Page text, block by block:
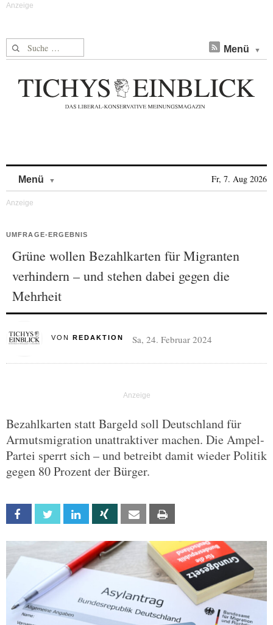
Suche nach: Menü
Menü Fr, 7. Aug 2026
UMFRAGE-ERGEBNIS
Grüne wollen Bezahlkarten für Migranten
verhindern – und stehen dabei gegen die
Mehrheit
VON REDAKTION Sa, 24. Februar 2024
Bezahlkarten statt Bargeld soll Deutschland für
Armutsmigration unattraktiver machen. Die Ampel-
Partei sperrt sich – und betreibt damit wieder Politik
gegen 80 Prozent der Bürger.
Facebook Twitter Linkedin Xing Email